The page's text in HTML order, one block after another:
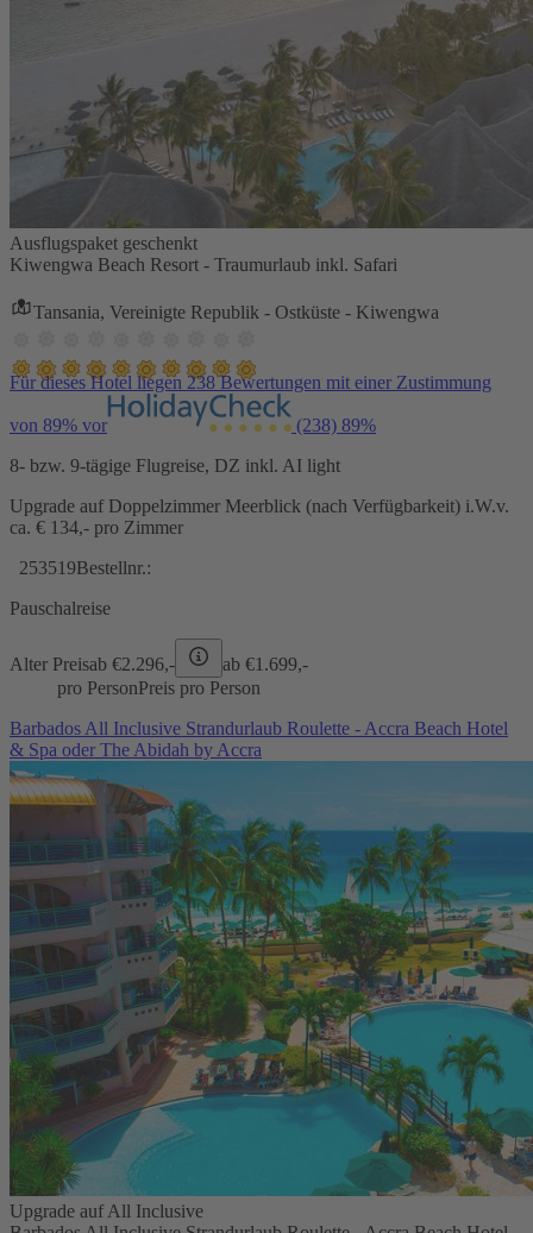
Ausflugspaket geschenkt
Kiwengwa Beach Resort - Traumurlaub inkl. Safari
Tansania, Vereinigte Republik - Ostküste - Kiwengwa
Für dieses Hotel liegen 238 Bewertungen mit einer Zustimmung
von 89% vor (238) 89%
8- bzw. 9-tägige Flugreise, DZ inkl. AI light
Upgrade auf Doppelzimmer Meerblick (nach Verfügbarkeit) i.W.v.
ca. € 134,- pro Zimmer
253519Bestellnr.:
Pauschalreise
Alter Preisab €2.296,- ab €1.699,-
pro PersonPreis pro Person
Barbados All Inclusive Strandurlaub Roulette - Accra Beach Hotel
& Spa oder The Abidah by Accra
Upgrade auf All Inclusive